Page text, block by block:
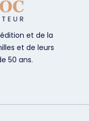
et de la
et de leurs
50 ans.